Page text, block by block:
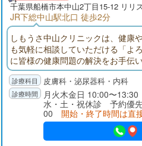
千葉県船橋市本中山2丁目15-12 リリ
JR下総中山駅北口 徒歩2分
しもうさ中山クリニックは、健康
も気軽に相談していただける「よ
に皆様の健康問題の解決をお手伝
ご年配の方まで、当「健康よろづ
お薬や検査結果のことなど、相談
皮膚科・泌尿器科・内科
月火木金日 10:00〜
水・土・祝休診 予約優
00 開始・終了時間は直